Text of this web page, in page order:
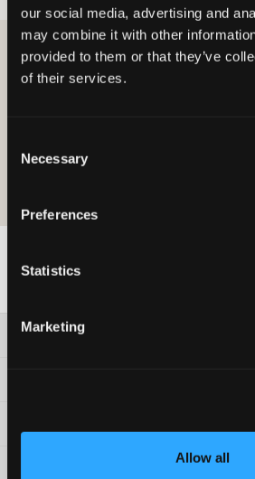
our social media, advertising and
may combine it with other
provided to them or that they’ve
of their services.
Selection
Necessary
Preferences
Statistics
Marketing
Allow all
ZOSTAŃ CZŁONKIEM I
ZAKUPY!
Oferta jest ważna przy pierwszym zakupie
cenach. Zniżki nie można łączyć z innymi
Obsługa klienta